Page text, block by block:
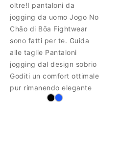
oltre!I pantaloni da
jogging da uomo Jogo No
Chão di Bōa Fightwear
sono fatti per te. Guida
alle taglie Pantaloni
jogging dal design sobrio
Goditi un comfort ottimale
pur rimanendo elegante